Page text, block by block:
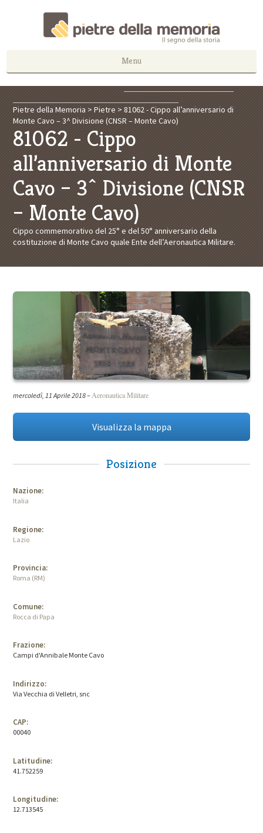
Menu
Pietre della Memoria >Pietre >81062 - Cippo all’anniversario di
Monte Cavo – 3^ Divisione (CNSR – Monte Cavo)
81062 - Cippo
all’anniversario di Monte
Cavo – 3^ Divisione (CNSR
– Monte Cavo)
Cippo commemorativo del 25° e del 50° anniversario della
costituzione di Monte Cavo quale Ente dell’Aeronautica Militare.
mercoledì, 11 Aprile 2018–Aeronautica Militare
Visualizza la mappa
Posizione
Nazione:
Italia
Regione:
Lazio
Provincia:
Roma (RM)
Comune:
Rocca di Papa
Frazione:
Campi d'Annibale Monte Cavo
Indirizzo:
Via Vecchia di Velletri, snc
CAP:
00040
Latitudine:
41.752259
Longitudine:
12.713545